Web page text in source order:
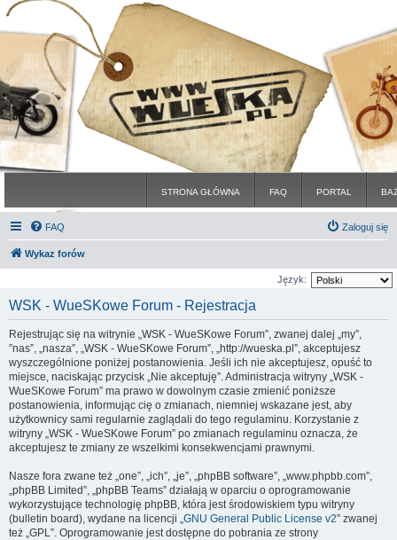
STRONA GŁÓWNA FAQ PORTAL
FAQ Zaloguj się
Wykaz forów
Język:
WSK - WueSKowe Forum - Rejestracja
Rejestrując się na witrynie „WSK - WueSKowe Forum”, zwanej dalej „my”,
”nas”, „nasza”, „WSK - WueSKowe Forum”, „http://wueska.pl”, akceptujesz
wyszczególnione poniżej postanowienia. Jeśli ich nie akceptujesz, opuść to
miejsce, naciskając przycisk „Nie akceptuję”. Administracja witryny „WSK -
WueSKowe Forum” ma prawo w dowolnym czasie zmienić poniższe
postanowienia, informując cię o zmianach, niemniej wskazane jest, aby
użytkownicy sami regularnie zaglądali do tego regulaminu. Korzystanie z
witryny „WSK - WueSKowe Forum” po zmianach regulaminu oznacza, że
akceptujesz te zmiany ze wszelkimi konsekwencjami prawnymi.
Nasze fora zwane też „one”, „ich”, „je”, „phpBB software”, „www.phpbb.com”,
„phpBB Limited”, „phpBB Teams” działają w oparciu o oprogramowanie
wykorzystujące technologię phpBB, która jest środowiskiem typu witryny
(bulletin board), wydane na licencji „GNU General Public License v2” zwanej
też „GPL”. Oprogramowanie jest dostępne do pobrania ze strony